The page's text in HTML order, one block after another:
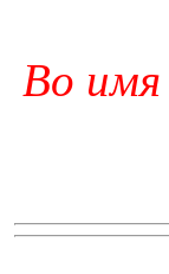
Во имя